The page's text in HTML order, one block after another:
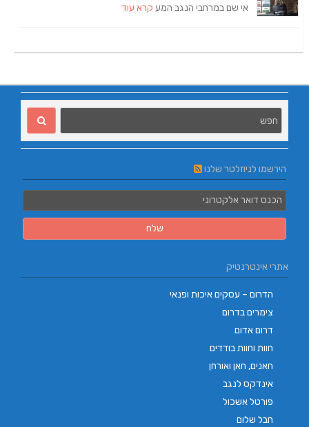
אי שם במרחבי הנגב המעקרא עוד
הירשמו לניוזלטר שלנו
אתרי אינטרנטיק
הדרום – עסקים איכות ופנאי
צימרים בדרום
דרום אדום
חוות וחוות בודדים
חאנים, חאן ואורחן
אינדקס לנגב
פורטל אשכול
חבל שלום